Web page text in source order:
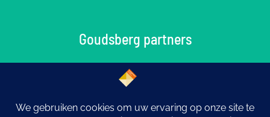
Goudsberg partners